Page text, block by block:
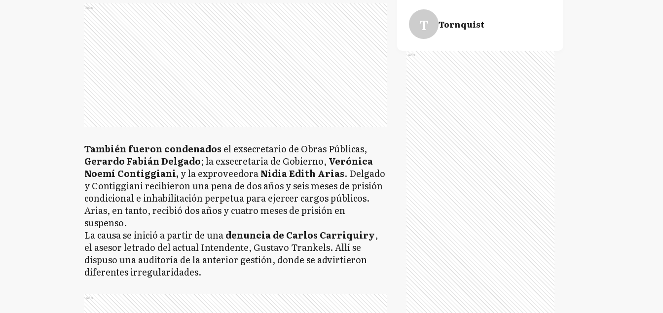
Ads
También fueron condenados el exsecretario de Obras Públicas,
Gerardo Fabián Delgado; la exsecretaria de Gobierno, Verónica
Noemí Contiggiani, y la exproveedoraNidia Edith Arias. Delgado
y Contiggiani recibieron una pena de dos años y seis meses de prisión
condicional e inhabilitación perpetua para ejercer cargos públicos.
Arias, en tanto, recibió dos años y cuatro meses de prisión en
suspenso.
La causa se inició a partir de unadenuncia de Carlos Carriquiry,
el asesor letrado del actual Intendente, Gustavo Trankels. Allí se
dispuso una auditoría de la anterior gestión, donde se advirtieron
diferentes irregularidades.
Ads
T Tornquist
Ads